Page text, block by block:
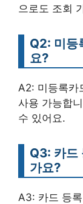
으로도 조회
Q2: 미등
요?
A2: 미등록카
사용 가능합
수 있어요.
Q3: 카드
가요?
A3: 카드 등